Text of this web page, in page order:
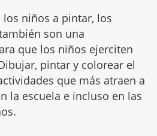
los niños a pintar, los
son una
que los niños ejerciten
pintar y colorear el
que más atraen a
la escuela e incluso en las